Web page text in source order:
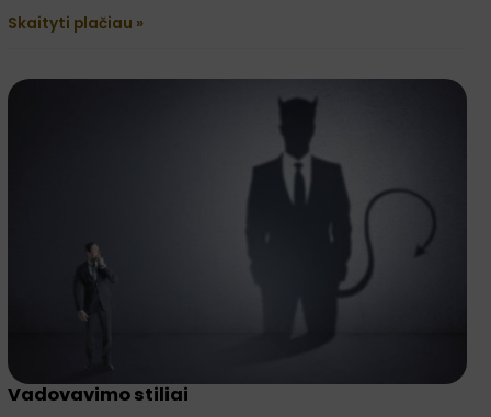
Skaityti plačiau »
Vadovavimo stiliai
Vadovavimo